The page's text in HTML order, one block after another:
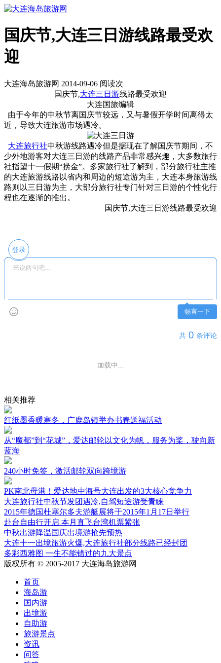
国庆节,大连三日游线路最受欢
迎
大连海岛旅游网 2014-09-06 阅读次
国庆节,大连三日游线路最受欢迎
大连国旅编辑
由于今年的中秋节离国庆节较远，又与暑假开学时间离得太
近，导致大连旅游市场遇冷。
大连旅行社中秋游线路遇冷但是据现在了解国庆节期间，不
少外地游客对大连三日游的线路产品非常感兴趣，大多数旅行
社指望十一假期“捞金”。多家旅行社了解到，部分旅行社主推
的大连旅游线路以省内和周边的短途游为主，大连本身旅游线
路则以三日游为主，大部分旅行社专门针对三日游的个性化行
程也在逐渐的推出。
国庆节,大连三日游线路最受欢迎
登录
畅言一下
共 0 条评论
加载中...
相关推荐
红纸墨香暖寒冬，广鹿岛镇举办书春送福活动
从“魔都”到“花城”，爱达邮轮以文化为帆，服务为桨，驶向新
蓝海
240小时免签，激活邮轮双向跨境游
PK南北母港！爱达地中海号大连出发的3大核心竞争力
大连旅行社中秋节发团遇冷,自驾短途游受青睐
2015年德国杜塞尔多夫游艇展将于2015年1月17日举行
赴台自由行开启 本月直飞台湾机票紧张
中秋出游降温国庆出境游抢先预热
大连十一出境旅游火爆,大连旅行社部分线路已经封团
多彩西雅图 一生不能错过的九大景点
版权所有 © 2005-2017 大连海岛旅游网
首页
海岛游
国内游
出境游
自助游
旅游景点
资讯
问答